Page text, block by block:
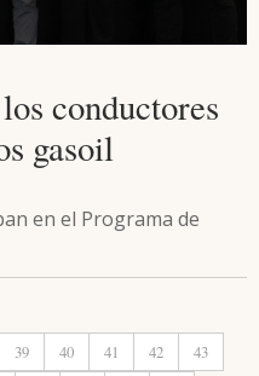
conductores
gasoil
en el Programa de
39 40 41 42
43